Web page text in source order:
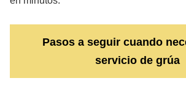
Pasos a seguir cuando
servicio de grúa